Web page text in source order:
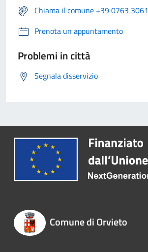
Chiama il comune +39 0763 3061
Prenota un appuntamento
Problemi in città
Segnala disservizio
Comune di Orvieto